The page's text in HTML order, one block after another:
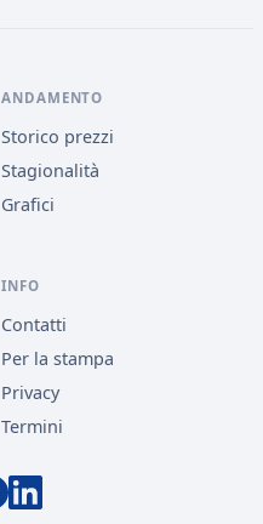
ANDAMENTO
Storico prezzi
Stagionalità
Grafici
INFO
Contatti
Per la stampa
Privacy
Termini